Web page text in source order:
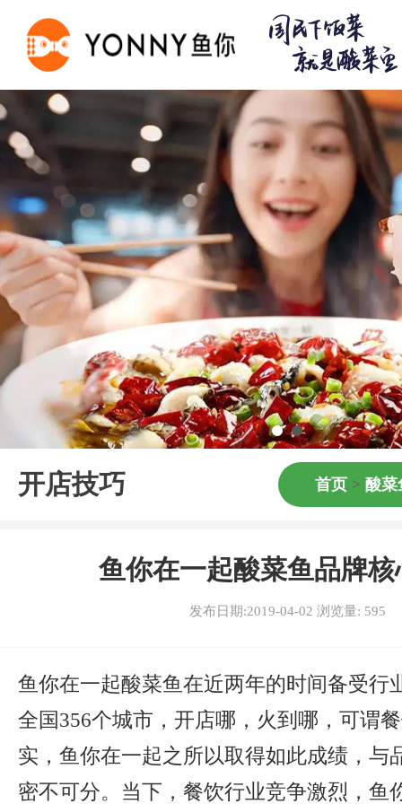
开店技巧 首页 > 酸菜
鱼你在一起酸菜鱼品牌核
发布日期:2019-04-02 浏览量: 595
鱼你在一起酸菜鱼在近两年的时间备受行
全国356个城市，开店哪，火到哪，可谓
实，鱼你在一起之所以取得如此成绩，与
密不可分。当下，餐饮行业竞争激烈，鱼